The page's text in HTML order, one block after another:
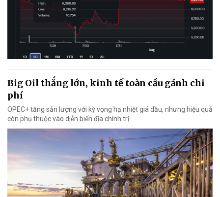
Big Oil thắng lớn, kinh tế toàn cầu gánh chi
phí
OPEC+ tăng sản lượng với kỳ vọng hạ nhiệt giá dầu, nhưng hiệu quả
còn phụ thuộc vào diễn biến địa chính trị.